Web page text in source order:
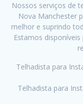
Nossos serviços de
Nova Manchester
melhor e suprindo
Estamos
Telhadista para
Telhadista para